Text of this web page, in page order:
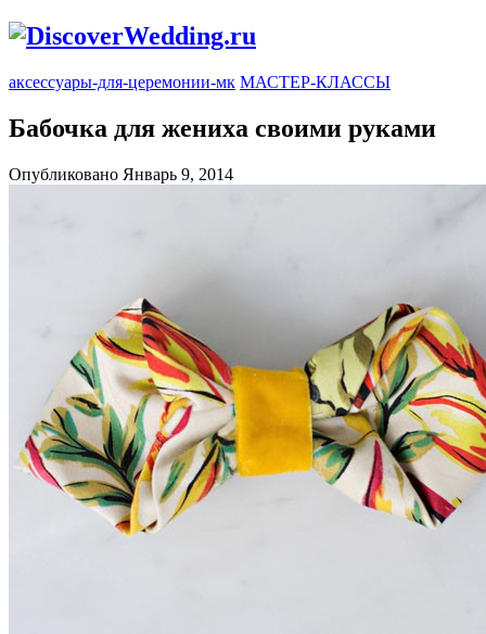
аксессуары-для-церемонии-мк МАСТЕР-КЛАССЫ
Бабочка для жениха своими руками
Опубликовано Январь 9, 2014